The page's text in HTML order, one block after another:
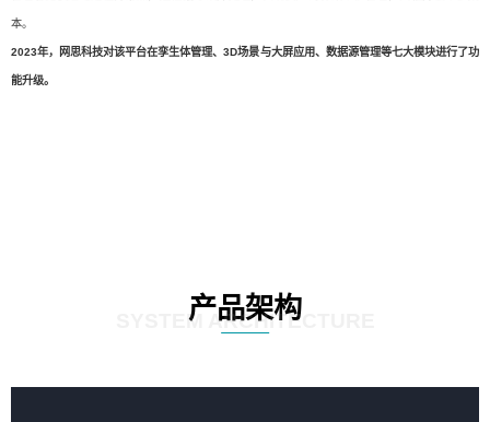
本。
2023年，网思科技对该平台在孪生体管理、3D场景与大屏应用、数据源管理等七大模块进行了功
能升级。
产品架构
SYSTEM ARCHITECTURE